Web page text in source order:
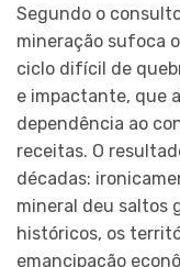
Segundo o
mineração sufoca
ciclo difícil de
e impactante, que
dependência ao
receitas. O
décadas:
mineral deu saltos
históricos, os
emancipação